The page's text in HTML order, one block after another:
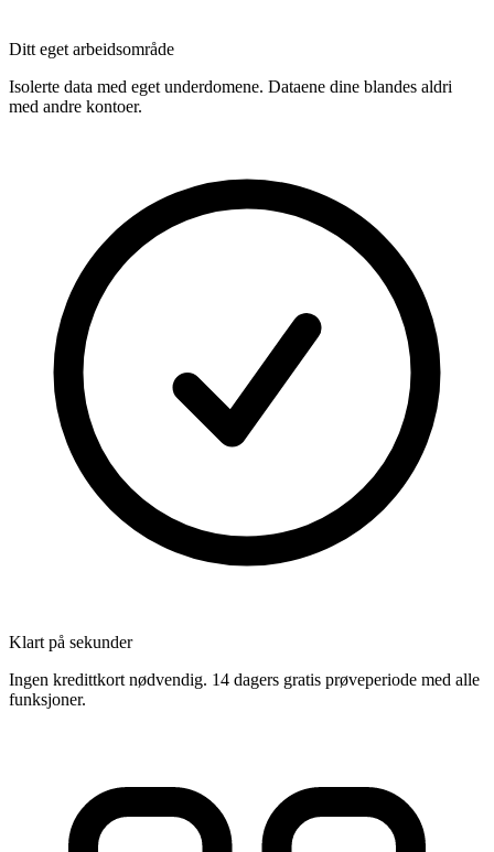
Ditt eget arbeidsområde
Isolerte data med eget underdomene. Dataene dine blandes aldri
med andre kontoer.
Klart på sekunder
Ingen kredittkort nødvendig. 14 dagers gratis prøveperiode med alle
funksjoner.